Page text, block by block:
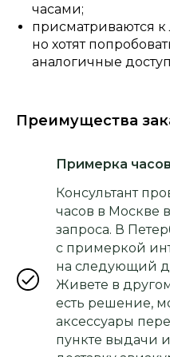
часами;
присматриваются
но хотят
аналогичные
Преимущества
Примерка
Консультант
часов в Москве
запроса. В
с примеркой
на следующий
Живете в
есть решение,
аксессуары
пункте выдачи